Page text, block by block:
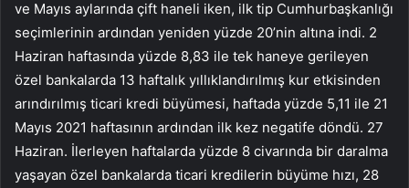
ve Mayıs aylarında çift haneli iken, ilk tip Cumhurbaşkanlığı
seçimlerinin ardından yeniden yüzde 20’nin altına indi. 2
Haziran haftasında yüzde 8,83 ile tek haneye gerileyen
özel bankalarda 13 haftalık yıllıklandırılmış kur etkisinden
arındırılmış ticari kredi büyümesi, haftada yüzde 5,11 ile 21
Mayıs 2021 haftasının ardından ilk kez negatife döndü. 27
Haziran. İlerleyen haftalarda yüzde 8 civarında bir daralma
yaşayan özel bankalarda ticari kredilerin büyüme hızı, 28